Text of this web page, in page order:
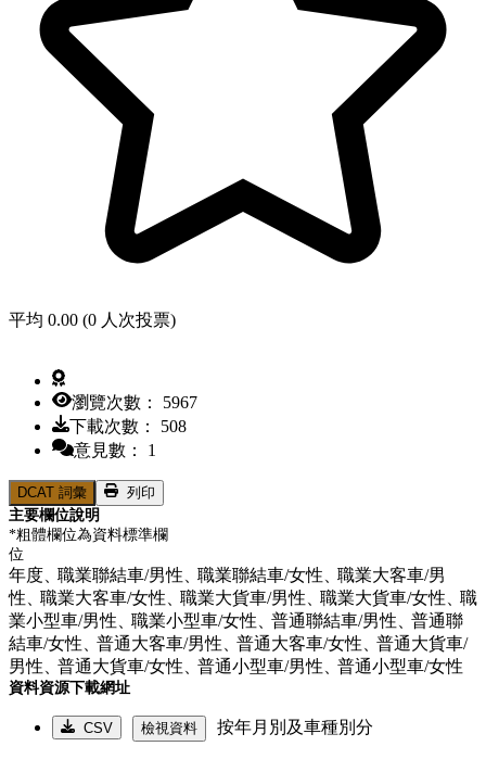
平均 0.00 (0 人次投票)
瀏覽次數： 5967
下載次數： 508
意見數： 1
DCAT 詞彙
列印
主要欄位說明
*粗體欄位為資料標準欄
位
年度、職業聯結車/男性、職業聯結車/女性、職業大客車/男
性、職業大客車/女性、職業大貨車/男性、職業大貨車/女性、職
業小型車/男性、職業小型車/女性、普通聯結車/男性、普通聯
結車/女性、普通大客車/男性、普通大客車/女性、普通大貨車/
男性、普通大貨車/女性、普通小型車/男性、普通小型車/女性
資料資源下載網址
CSV 檢視資料 按年月別及車種別分